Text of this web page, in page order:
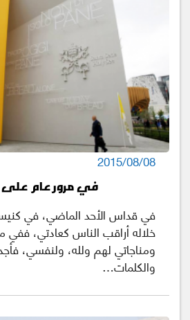
2015/08/08
في مرور عام على
في قداس الأحد الماضي، في
خلاله أراقب الناس كعادتي، ففي
ومناجاتي لهم ولله، ولنفسي،
والكلمات…